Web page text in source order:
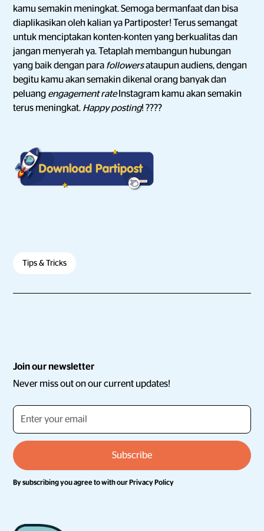
kamu semakin meningkat. Semoga bermanfaat dan bisa
diaplikasikan oleh kalian ya Partiposter! Terus semangat
untuk menciptakan konten-konten yang berkualitas dan
jangan menyerah ya. Tetaplah membangun hubungan
yang baik dengan para followersataupun audiens, dengan
begitu kamu akan semakin dikenal orang banyak dan
peluang engagement rateInstagram kamu akan semakin
terus meningkat. Happy posting! ????
Tips & Tricks
Join our newsletter
Never miss out on our current updates!
By subscribing you agree to with ourPrivacy Policy